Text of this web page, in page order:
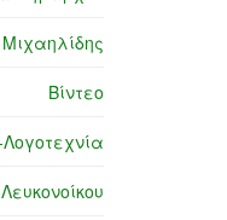
Βίντεο